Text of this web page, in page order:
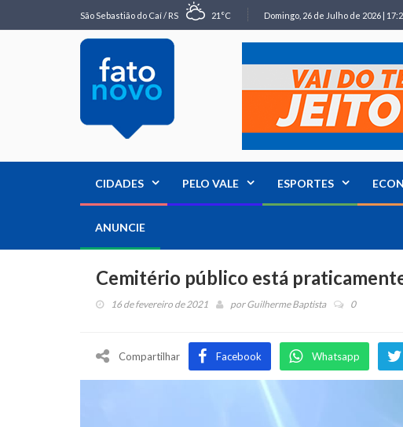
São Sebastião do Caí / RS 21°C Domingo, 26 de Julho de 2026 |
CIDADES PELO VALE ESPORTES
ANUNCIE
Cemitério público está
16 de fevereiro de 2021 porGuilherme Baptista 0
Compartilhar Facebook Whatsapp